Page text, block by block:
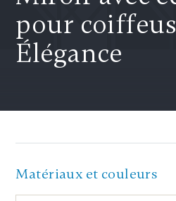
pour
Élégance
Matériaux et couleurs